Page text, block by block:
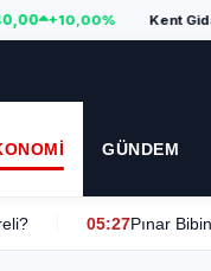
+10,00% Kent Gida
GÜNDEM
05:27 Pınar Bibin Kimdir?